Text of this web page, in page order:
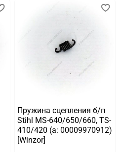
Пружина сцепления б/п
Stihl MS-640/650/660, TS-
410/420 (а: 00009970912)
[Winzor]